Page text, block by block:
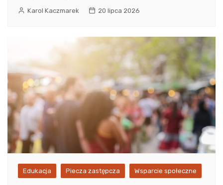
Karol Kaczmarek 20 lipca 2026
Edukacja Piecza zastępcza Wsparcie społeczne